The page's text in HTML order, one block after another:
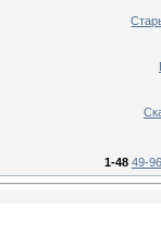
1-48 49-96